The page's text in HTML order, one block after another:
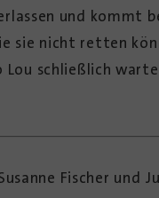
und kommt
sie nicht retten
schließlich
Fischer und